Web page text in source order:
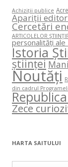
Achiziții publice
Apariții
Cercetări
ARTICOLELOR
personalități ale
Istoria
științei
Noutăți
din cadrul
Zece
HARTA SAITULUI